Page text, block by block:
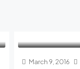
March 9, 2016